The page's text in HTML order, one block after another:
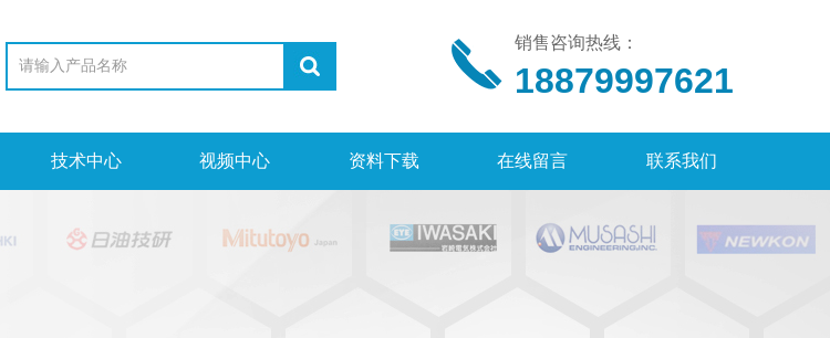
销售咨询热线：
18879997621
技术中心 视频中心 资料下载 在线留言 联系我们